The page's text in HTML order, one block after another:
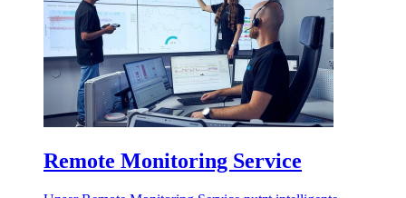
Remote Monitoring Service